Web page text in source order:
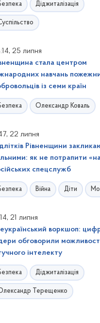
Діджиталізація
, 25 липня
стала центром
навчань
із семи країн
Олександр Коваль
, 22 липня
Рівненщини
як не потрапити
спецслужб
Війна Діти
, 21 липня
воркшоп:
обговорили
інтелекту
Діджиталізація
Терещенко